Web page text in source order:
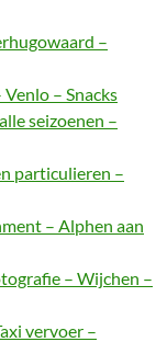
–
– Snacks
seizoenen –
particulieren –
– Alphen aan
– Wijchen –
vervoer –